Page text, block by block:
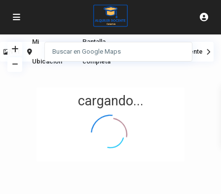
cargando...
Ver
Mi
Ubicación
Pantalla
completa
Siguiente